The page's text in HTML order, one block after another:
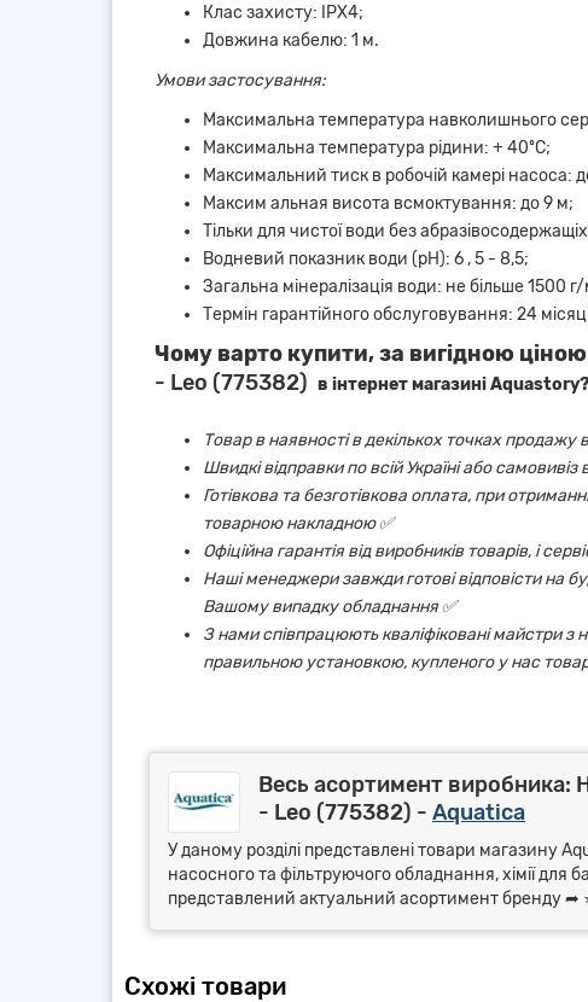
Клас захисту: IPX4;
Довжина кабелю: 1 м.
Умови застосування:
Максимальна температура навколишнього
Максимальна температура рідини: + 40ºC;
Максимальний тиск в робочій камері насоса:
Максим альная висота всмоктування: до 9 м;
Тільки для чистої води без
Водневий показник води (рН): 6 , 5 - 8,5;
Загальна мінералізація води: не більше 1500
Термін гарантійного обслуговування: 24
Чому варто купити, за вигідною
- Leo (775382) в інтернет магазині Aquastory?
Товар в наявності в декількох точках продажу
Швидкі відправки по всій Україні або
Готівкова та безготівкова оплата, при
товарною накладною ✅
Офіційна гарантія від виробників товарів, і
Наші менеджери завжди готові відповісти на
Вашому випадку обладнання ✅
З нами співпрацюють кваліфіковані майстри
правильною установкою, купленого у нас
Весь асортимент виробника:
- Leo (775382) - Aquatica
У даному розділі представлені товари магазину
насосного та фільтруючого обладнання, хімії для
представлений актуальний асортимент бренду ➦
Схожі товари